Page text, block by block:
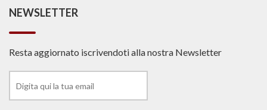
NEWSLETTER
Resta aggiornato iscrivendoti alla nostra Newsletter